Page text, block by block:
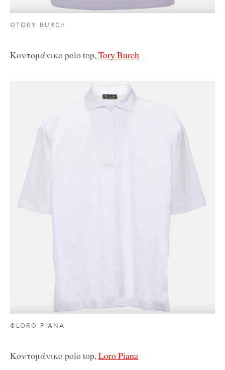
©TORY BURCH
Κοντομάνικο polo top,Tory Burch
©LORO PIANA
Κοντομάνικο polo top, Loro Piana